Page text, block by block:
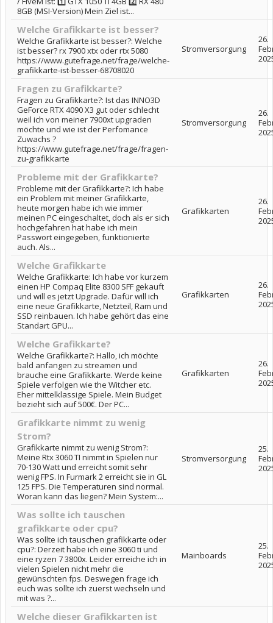
8GB (MSI-Version) Mein Ziel ist...
Welche Grafikkarte ist besser?
Welche Grafikkarte ist besser?: Welche
ist besser? rx 7900 xtx oder rtx 5080
https://www.gutefrage.net/frage/welche-
grafikkarte-ist-besser-68708020
Stromversorgung
26.
Fragen zu Grafikkarte?
Fragen zu Grafikkarte?: Ist das INNO3D
GeForce RTX 4090 X3 gut oder schlecht
weil ich von meiner 7900xt upgraden
möchte und wie ist der Perfomance
Zuwachs ?
https://www.gutefrage.net/frage/fragen-
zu-grafikkarte
Stromversorgung
26.
Probleme mit der Grafikkarte?
Probleme mit der Grafikkarte?: Ich habe
ein Problem mit meiner Grafikkarte,
heute morgen habe ich wie immer
meinen PC eingeschaltet, doch als er sich
hochgefahren hat habe ich mein
Passwort eingegeben, funktionierte
auch. Als...
Grafikkarten
26.
Welche Grafikkarte
Welche Grafikkarte: Ich habe vor kurzem
einen HP Compaq Elite 8300 SFF gekauft
und will es jetzt Upgrade. Dafür will ich
eine neue Grafikkarte, Netzteil, Ram und
SSD reinbauen. Ich habe gehört das eine
Standart GPU...
Grafikkarten
26.
Welche Grafikkarte?
Welche Grafikkarte?: Hallo, ich möchte
bald anfangen zu streamen und
brauche eine Grafikkarte. Werde keine
Spiele verfolgen wie the Witcher etc.
Eher mittelklassige Spiele. Mein Budget
bezieht sich auf 500€. Der PC...
Grafikkarten
26.
Grafikkarte nimmt zu wenig
Strom?
Grafikkarte nimmt zu wenig Strom?:
Meine Rtx 3060 TI nimmt in Spielen nur
70-130 Watt und erreicht somit sehr
wenig FPS. In Furmark 2 erreicht sie in GL
125 FPS. Die Temperaturen sind normal.
Woran kann das liegen? Mein System:...
Stromversorgung
25.
Was sollte ich tauschen
grafikkarte oder cpu?
Was sollte ich tauschen grafikkarte oder
cpu?: Derzeit habe ich eine 3060 ti und
eine ryzen 7 3800x. Leider erreiche ich in
vielen Spielen nicht mehr die
gewünschten fps. Deswegen frage ich
euch was sollte ich zuerst wechseln und
mit was ?...
Mainboards
25.
Welche dieser Grafikkarten ist